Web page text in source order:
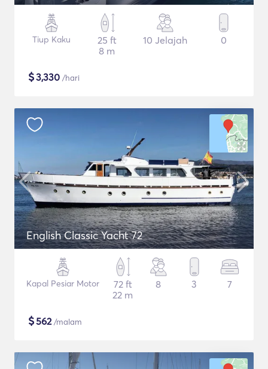
Tiup Kaku
25 ft
8 m
10 Jelajah 0
$3,330 /hari
English Classic Yacht 72
Kapal Pesiar Motor
72 ft
22 m
8 3 7
$562/malam